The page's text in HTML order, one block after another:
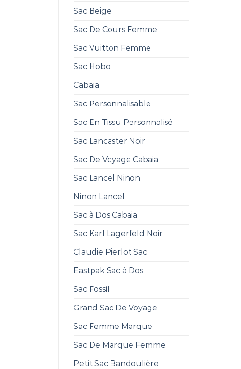
Sac Beige
Sac De Cours Femme
Sac Vuitton Femme
Sac Hobo
Cabaïa
Sac Personnalisable
Sac En Tissu Personnalisé
Sac Lancaster Noir
Sac De Voyage Cabaia
Sac Lancel Ninon
Ninon Lancel
Sac à Dos Cabaia
Sac Karl Lagerfeld Noir
Claudie Pierlot Sac
Eastpak Sac à Dos
Sac Fossil
Grand Sac De Voyage
Sac Femme Marque
Sac De Marque Femme
Petit Sac Bandoulière